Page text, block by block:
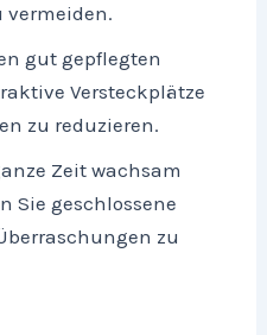
vermeiden.
gut gepflegten
Versteckplätze
zu reduzieren.
Zeit wachsam
Sie geschlossene
zu